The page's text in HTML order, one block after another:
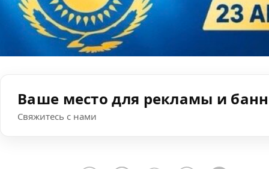
Ваше место для рекламы и
Свяжитесь с нами